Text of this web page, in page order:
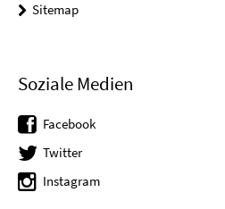
Sitemap
Soziale Medien
Facebook
Twitter
Instagram